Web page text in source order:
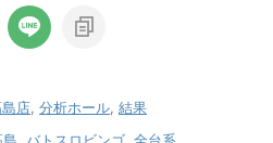
店, 分析ホール, 結果